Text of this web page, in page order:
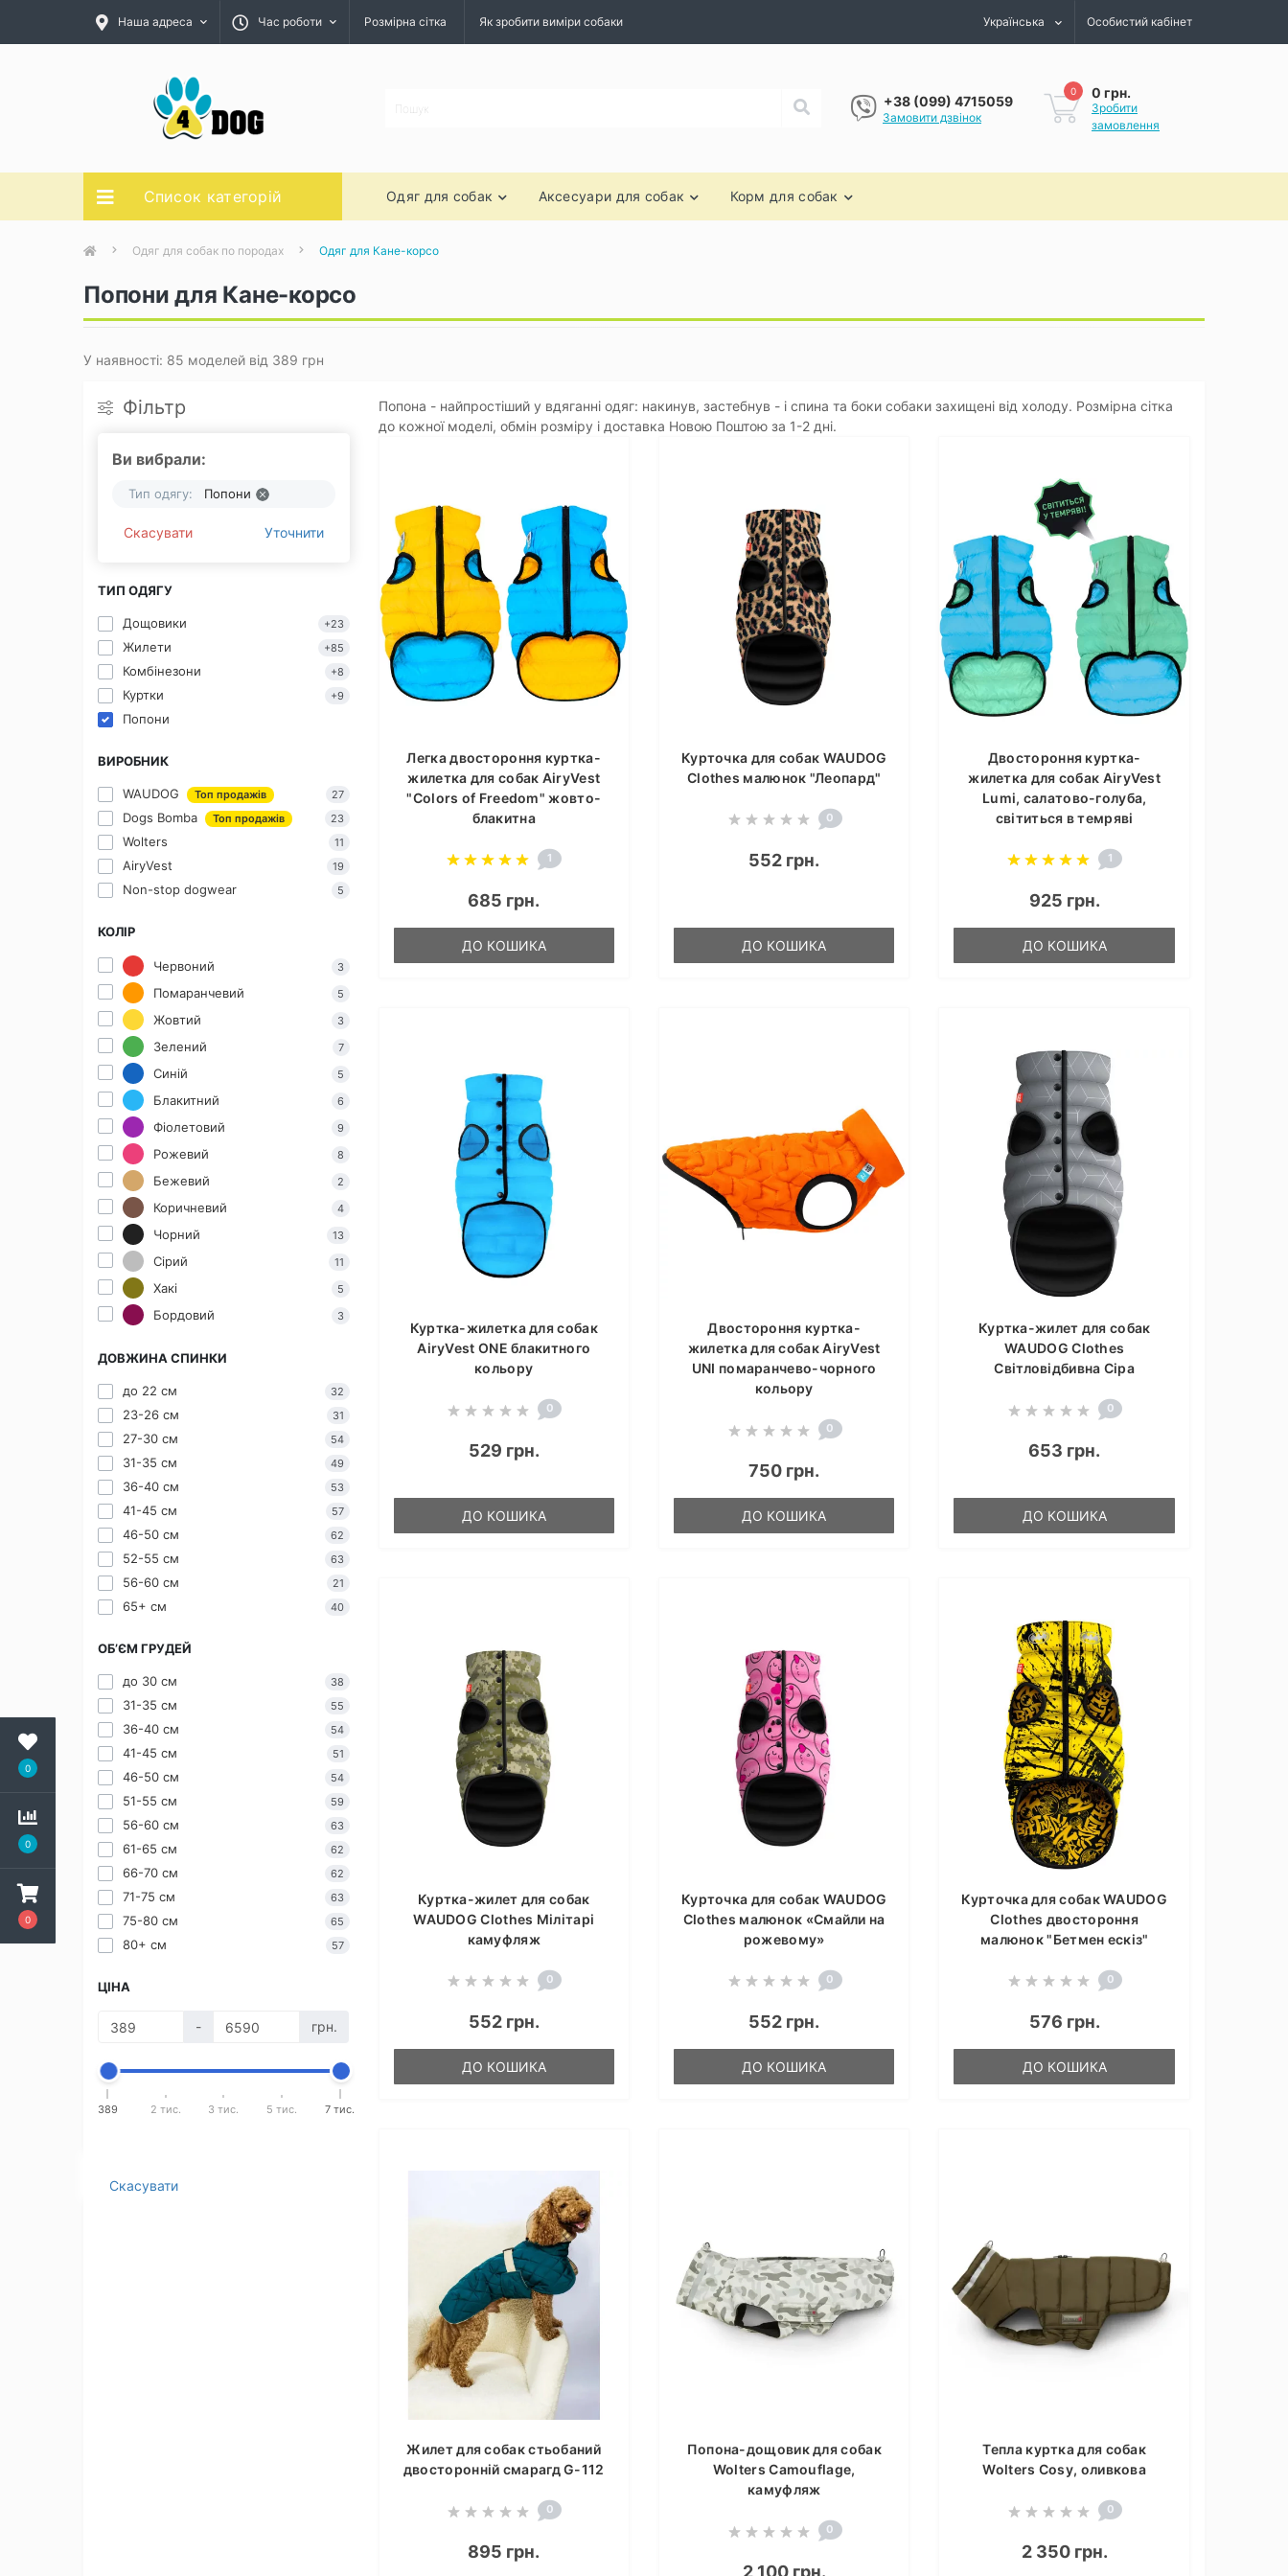
0
0
0
Наша адреса Час роботи Розмірна сітка Як зробити виміри собаки Українська Особистий кабінет
+38 (099) 4715059
Замовити дзвінок
0 0 грн.
Зробити
замовлення
Список категорій Одяг для собак Аксесуари для собак Корм для собак
Одяг для собак по породах Одяг для Кане-корсо
Попони для Кане-корсо
У наявності: 85 моделей від 389 грн
Фільтр
Ви вибрали:
Тип одягу: Попони
Скасувати Уточнити
ТИП ОДЯГУ
Дощовики +23
Жилети +85
Комбінезони +8
Куртки +9
Попони
ВИРОБНИК
WAUDOG Топ продажів 27
Dogs Bomba Топ продажів 23
Wolters 11
AiryVest 19
Non-stop dogwear 5
КОЛІР
Червоний 3
Помаранчевий 5
Жовтий 3
Зелений 7
Синій 5
Блакитний 6
Фіолетовий 9
Рожевий 8
Бежевий 2
Коричневий 4
Чорний 13
Сірий 11
Хакі 5
Бордовий 3
ДОВЖИНА СПИНКИ
до 22 см 32
23-26 см 31
27-30 см 54
31-35 см 49
36-40 см 53
41-45 см 57
46-50 см 62
52-55 см 63
56-60 см 21
65+ см 40
ОБ’ЄМ ГРУДЕЙ
до 30 см 38
31-35 см 55
36-40 см 54
41-45 см 51
46-50 см 54
51-55 см 59
56-60 см 63
61-65 см 62
66-70 см 62
71-75 см 63
75-80 см 65
80+ см 57
ЦІНА
- грн.
389 2 тис. 3 тис. 5 тис. 7 тис.
Скасувати
Попона - найпростіший у вдяганні одяг: накинув, застебнув - і спина та боки собаки захищені від холоду. Розмірна сітка
до кожної моделі, обмін розміру і доставка Новою Поштою за 1-2 дні.
Легка двостороння куртка-
жилетка для собак AiryVest
"Colors of Freedom" жовто-
блакитна
1
685 грн.
ДО КОШИКА
Курточка для собак WAUDOG
Clothes малюнок "Леопард"
0
552 грн.
ДО КОШИКА
Двостороння куртка-
жилетка для собак AiryVest
Lumi, салатово-голуба,
світиться в темряві
1
925 грн.
ДО КОШИКА
Куртка-жилетка для собак
AiryVest ONE блакитного
кольору
0
529 грн.
ДО КОШИКА
Двостороння куртка-
жилетка для собак AiryVest
UNI помаранчево-чорного
кольору
0
750 грн.
ДО КОШИКА
Куртка-жилет для собак
WAUDOG Clothes
Світловідбивна Сіра
0
653 грн.
ДО КОШИКА
Куртка-жилет для собак
WAUDOG Clothes Мілітарі
камуфляж
0
552 грн.
ДО КОШИКА
Курточка для собак WAUDOG
Clothes малюнок «Смайли на
рожевому»
0
552 грн.
ДО КОШИКА
Курточка для собак WAUDOG
Clothes двостороння
малюнок "Бетмен ескіз"
0
576 грн.
ДО КОШИКА
Жилет для собак стьобаний
двосторонній смарагд G-112
0
895 грн.
Попона-дощовик для собак
Wolters Camouflage,
камуфляж
0
Тепла куртка для собак
Wolters Cosy, оливкова
0
2 350 грн.